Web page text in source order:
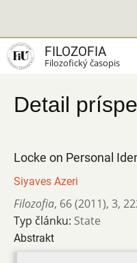
hlavný
obsah
FILOZOFIA
Filozofický časopis
Detail
Locke on Personal
Siyaves Azeri
Filozofia, 66 (2011), 3,
Typ článku: State
Abstrakt